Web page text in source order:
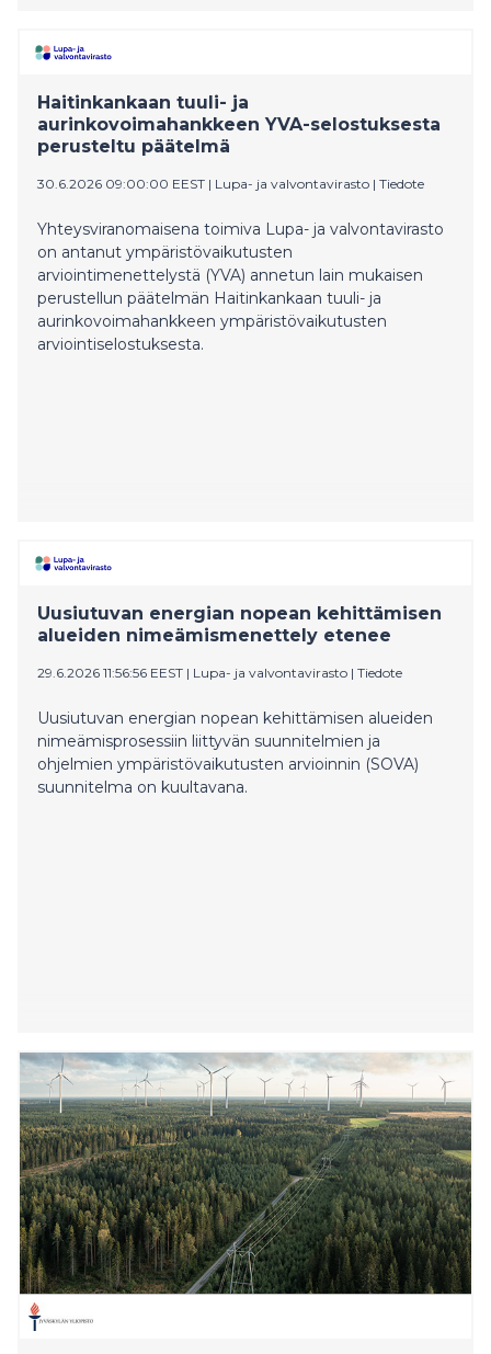
Haitinkankaan tuuli- ja
aurinkovoimahankkeen YVA-selostuksesta
perusteltu päätelmä
30.6.2026 09:00:00 EEST | Lupa- ja valvontavirasto | Tiedote
Yhteysviranomaisena toimiva Lupa- ja valvontavirasto
on antanut ympäristövaikutusten
arviointimenettelystä (YVA) annetun lain mukaisen
perustellun päätelmän Haitinkankaan tuuli- ja
aurinkovoimahankkeen ympäristövaikutusten
arviointiselostuksesta.
Uusiutuvan energian nopean kehittämisen
alueiden nimeämismenettely etenee
29.6.2026 11:56:56 EEST | Lupa- ja valvontavirasto | Tiedote
Uusiutuvan energian nopean kehittämisen alueiden
nimeämisprosessiin liittyvän suunnitelmien ja
ohjelmien ympäristövaikutusten arvioinnin (SOVA)
suunnitelma on kuultavana.